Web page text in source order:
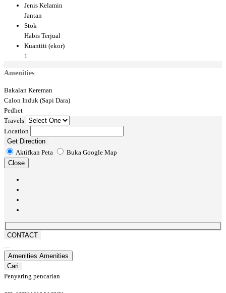
Jenis Kelamin
Jantan
Stok
Habis Terjual
Kuantiti (ekor)
1
Amenities
Bakalan Kereman
Calon Induk (Sapi Dara)
Pedhet
Travels
Location
Get Direction
Aktifkan Peta
Buka Google Map
Close
CONTACT
Amenities Amenities
Cari
Penyaring pencarian